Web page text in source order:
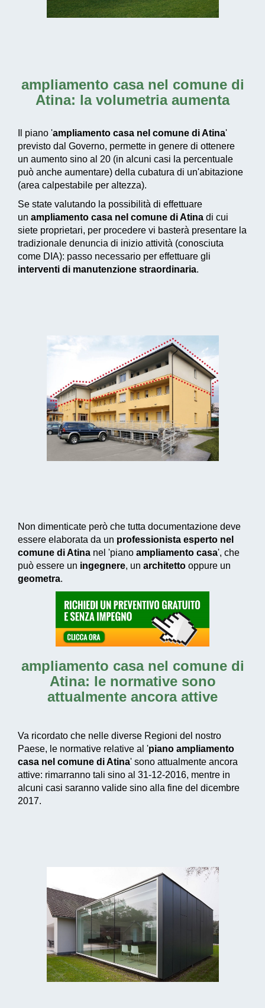
ampliamento casa nel comune di
Atina: la volumetria aumenta
Il piano 'ampliamento casa nel comune di Atina'
previsto dal Governo, permette in genere di ottenere
un aumento sino al 20 (in alcuni casi la percentuale
può anche aumentare) della cubatura di un'abitazione
(area calpestabile per altezza).
Se state valutando la possibilità di effettuare
un ampliamento casa nel comune di Atina di cui
siete proprietari, per procedere vi basterà presentare la
tradizionale denuncia di inizio attività (conosciuta
come DIA): passo necessario per effettuare gli
interventi di manutenzione straordinaria.
Non dimenticate però che tutta documentazione deve
essere elaborata da un professionista esperto nel
comune di Atina nel 'piano ampliamento casa', che
può essere un ingegnere, un architetto oppure un
geometra.
ampliamento casa nel comune di
Atina: le normative sono
attualmente ancora attive
Va ricordato che nelle diverse Regioni del nostro
Paese, le normative relative al 'piano ampliamento
casa nel comune di Atina' sono attualmente ancora
attive: rimarranno tali sino al 31-12-2016, mentre in
alcuni casi saranno valide sino alla fine del dicembre
2017.